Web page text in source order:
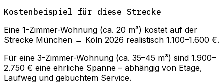
Kostenbeispiel für diese Strecke
Eine 1-Zimmer-Wohnung (ca. 20 m³) kostet auf der
Strecke München → Köln 2026 realistisch 1.100–1.600 €.
Für eine 3-Zimmer-Wohnung (ca. 35–45 m³) sind 1.900–
2.750 € eine ehrliche Spanne – abhängig von Etage,
Laufweg und gebuchtem Service.